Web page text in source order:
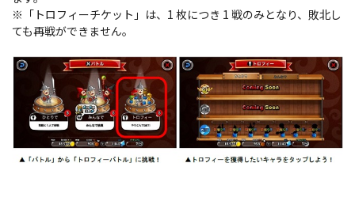
※「トロフィーチケット」は、1 枚につき 1 戦のみとなり、敗北し
ても再戦ができません。